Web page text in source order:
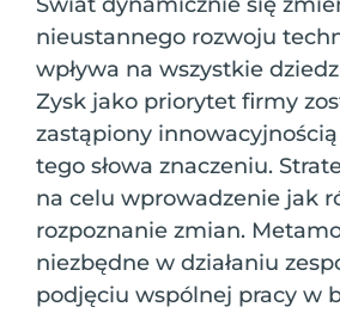
nieustannego rozwoju
wpływa na wszystkie
Zysk jako priorytet firmy
zastąpiony
tego słowa znaczeniu.
na celu wprowadzenie jak
rozpoznanie zmian.
niezbędne w działaniu
podjęciu wspólnej pracy w